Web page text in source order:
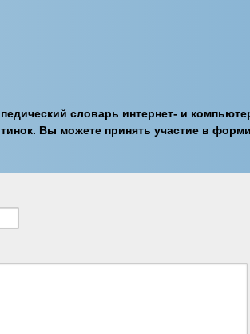
словарь интернет- и
Вы можете принять участие в